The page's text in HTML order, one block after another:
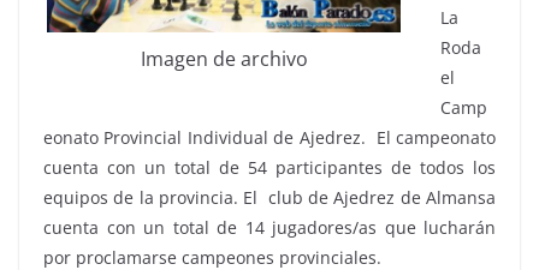
Imagen de archivo
La
Roda
el
Camp
eonato Provincial Individual de Ajedrez. El campeonato
cuenta con un total de 54 participantes de todos los
equipos de la provincia. El club de Ajedrez de Almansa
cuenta con un total de 14 jugadores/as que lucharán
por proclamarse campeones provinciales.